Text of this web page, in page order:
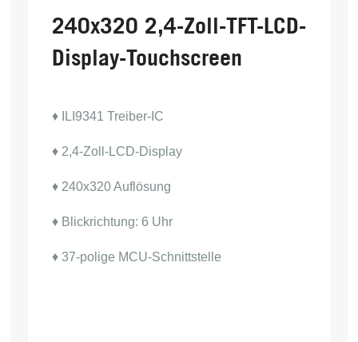
240x320 2,4-Zoll-TFT-LCD-
Display-Touchscreen
♦ ILI9341 Treiber-IC
♦ 2,4-Zoll-LCD-Display
♦ 240x320 Auflösung
♦ Blickrichtung: 6 Uhr
♦ 37-polige MCU-Schnittstelle